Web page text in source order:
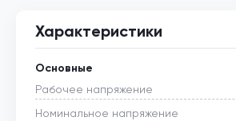
Характеристики
Основные
Рабочее напряжение
Номинальное напряжение